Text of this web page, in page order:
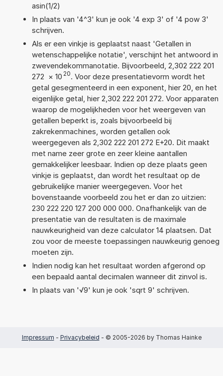
asin(1/2)
In plaats van '4^3' kun je ook '4 exp 3' of '4 pow 3'
schrijven.
Als er een vinkje is geplaatst naast 'Getallen in
wetenschappelijke notatie', verschijnt het antwoord in
zwevendekommanotatie. Bijvoorbeeld, 2,302 222 201
272 × 10 20. Voor deze presentatievorm wordt het
getal gesegmenteerd in een exponent, hier 20, en het
eigenlijke getal, hier 2,302 222 201 272. Voor apparaten
waarop de mogelijkheden voor het weergeven van
getallen beperkt is, zoals bijvoorbeeld bij
zakrekenmachines, worden getallen ook
weergegeven als 2,302 222 201 272 E+20. Dit maakt
met name zeer grote en zeer kleine aantallen
gemakkelijker leesbaar. Indien op deze plaats geen
vinkje is geplaatst, dan wordt het resultaat op de
gebruikelijke manier weergegeven. Voor het
bovenstaande voorbeeld zou het er dan zo uitzien:
230 222 220 127 200 000 000. Onafhankelijk van de
presentatie van de resultaten is de maximale
nauwkeurigheid van deze calculator 14 plaatsen. Dat
zou voor de meeste toepassingen nauwkeurig genoeg
moeten zijn.
Indien nodig kan het resultaat worden afgerond op
een bepaald aantal decimalen wanneer dit zinvol is.
In plaats van '√9' kun je ook 'sqrt 9' schrijven.
Impressum - Privacybeleid - © 2005-2026 by Thomas Hainke